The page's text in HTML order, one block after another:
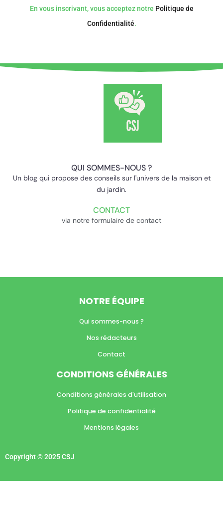
En vous inscrivant, vous acceptez notre Politique de
Confidentialité.
QUI SOMMES-NOUS ?
Un blog qui propose des conseils sur l'univers de la maison et
du jardin.
CONTACT
via notre formulaire de contact
NOTRE ÉQUIPE
Qui sommes-nous ?
Nos rédacteurs
Contact
CONDITIONS GÉNÉRALES
Conditions générales d'utilisation
Politique de confidentialité
Mentions légales
Copyright © 2025 CSJ